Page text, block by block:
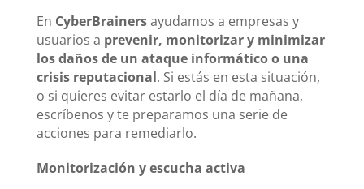
En CyberBrainersayudamos a empresas y
usuarios a prevenir, monitorizar y minimizar
los daños de un ataque informático o una
crisis reputacional. Si estás en esta situación,
o si quieres evitar estarlo el día de mañana,
escríbenos y te preparamos una serie de
acciones para remediarlo.
Monitorización y escucha activa